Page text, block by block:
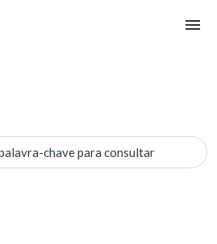
chave para consultar